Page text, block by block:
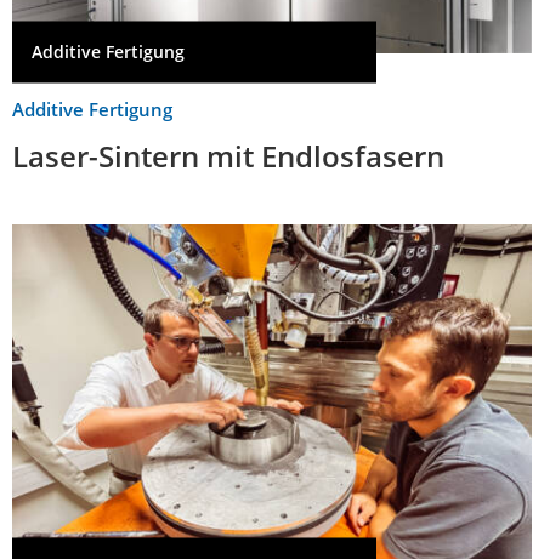
Additive Fertigung
Additive Fertigung
Laser-Sintern mit Endlosfasern